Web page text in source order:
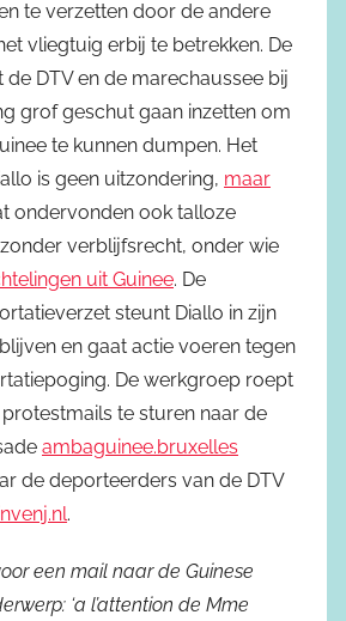
te verzetten door de andere
vliegtuig erbij te betrekken. De
de DTV en de marechaussee bij
grof geschut gaan inzetten om
te kunnen dumpen. Het
is geen uitzondering, maar
ondervonden ook talloze
verblijfsrecht, onder wie
uit Guinee. De
steunt Diallo in zijn
en gaat actie voeren tegen
De werkgroep roept
te sturen naar de
ambaguinee.bruxelles
de deporteerders van de DTV
.
een mail naar de Guinese
‘a l’attention de Mme